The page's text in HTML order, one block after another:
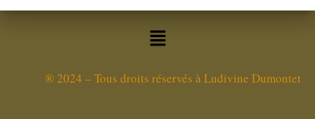
®2024 – Tous droits réservés à Ludivine Dumontet